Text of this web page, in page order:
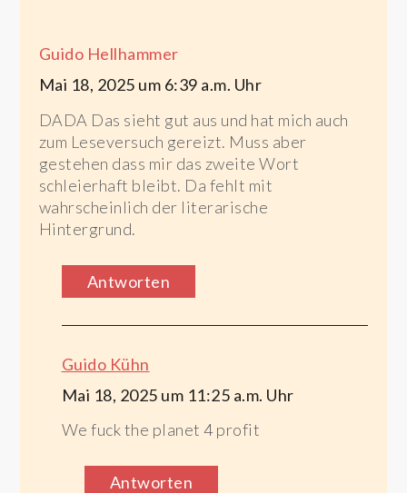
Guido Hellhammer
Mai 18, 2025 um 6:39 a.m. Uhr
DADA Das sieht gut aus und hat mich auch
zum Leseversuch gereizt. Muss aber
gestehen dass mir das zweite Wort
schleierhaft bleibt. Da fehlt mit
wahrscheinlich der literarische
Hintergrund.
Antworten
Guido Kühn
Mai 18, 2025 um 11:25 a.m. Uhr
We fuck the planet 4 profit
Antworten